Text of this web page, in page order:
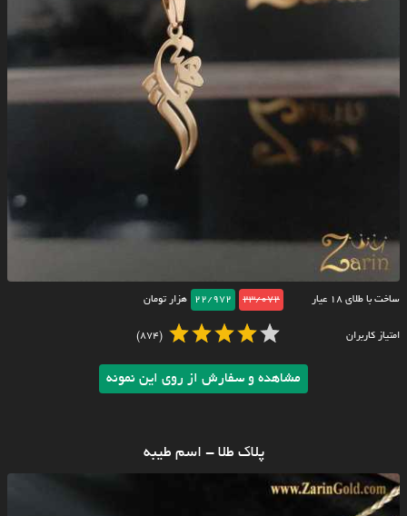
ساخت با طلای ۱۸ عیار 23/072
22/972 هزار تومان
امتیاز کاربران (874)
مشاهده و سفارش از روی این نمونه
پلاک طلا - اسم طیبه